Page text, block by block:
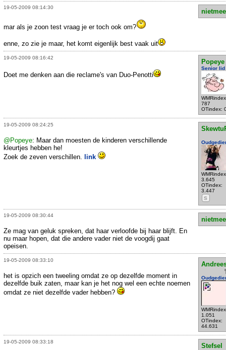
19-05-2009 08:14:30
mar als je zoon test vraag je er toch ook om?
enne, zo zie je maar, het komt eigenlijk best vaak uit
19-05-2009 08:16:42
Popeye
Senior lid
787
OTindex:
Doet me denken aan die reclame's van Duo-Penotti
19-05-2009 08:24:25
3.645
OTindex:
3.447
S
@Popeye: Maar dan moesten de kinderen verschillende
kleurtjes hebben he!
Zoek de zeven verschillen.
link
19-05-2009 08:30:44
Ze mag van geluk spreken, dat haar verloofde bij haar blijft. En
nu maar hopen, dat die andere vader niet de voogdij gaat
opeisen.
19-05-2009 08:33:10
1.051
OTindex:
44.631
het is opzich een tweeling omdat ze op dezelfde moment in
dezelfde buik zaten, maar kan je het nog wel een echte noemen
omdat ze niet dezelfde vader hebben?
19-05-2009 08:33:18
Stefsel